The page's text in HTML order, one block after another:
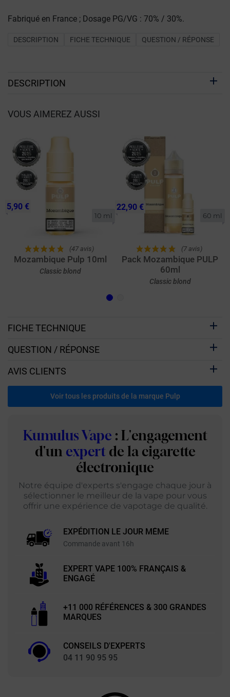
Fabriqué en France ; Dosage PG/VG : 70% / 30%.
DESCRIPTION FICHE TECHNIQUE QUESTION / RÉPONSE
DESCRIPTION
VOUS AIMEREZ AUSSI
10 ml
(47 avis)
Mozambique Pulp 10ml
Classic blond
5,90 €
60 ml
(7 avis)
Pack Mozambique PULP
60ml
Classic blond
22,90 €
FICHE TECHNIQUE
QUESTION / RÉPONSE
AVIS CLIENTS
Voir tous les produits de la marque Pulp
Kumulus Vape : L'engagement
d'un expert de la cigarette
électronique
Notre équipe d'experts s'engage chaque jour à
sélectionner le meilleur de la vape pour vous
offrir une expérience de vapotage de qualité.
EXPÉDITION LE JOUR MÊME
Commande avant 16h
EXPERT VAPE 100% FRANÇAIS &
ENGAGÉ
+11 000 RÉFÉRENCES & 300 GRANDES
MARQUES
CONSEILS D'EXPERTS
04 11 90 95 95